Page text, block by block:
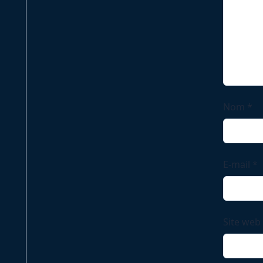
Nom *
E-mail *
Site web